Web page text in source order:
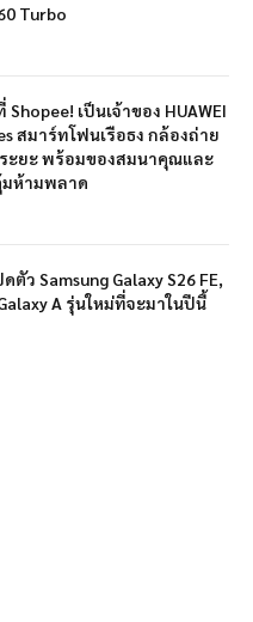
Turbo
เป็นเจ้าของ HUAWEI
สมาร์ทโฟนเรือธง กล้องถ่าย
ะยะ พร้อมของสมนาคุณและ
ห้ามพลาด
ตัว Samsung Galaxy S26 FE,
A รุ่นใหม่ที่จะมาในปีนี้